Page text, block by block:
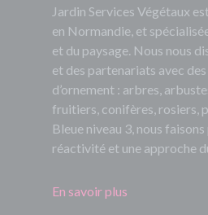
Jardin Services Végétaux
en Normandie, et
et du paysage. Nous nous
et des partenariats avec
d’ornement : arbres,
fruitiers, conifères, rosiers,
Bleue niveau 3, nous
réactivité et une approche
En savoir plus